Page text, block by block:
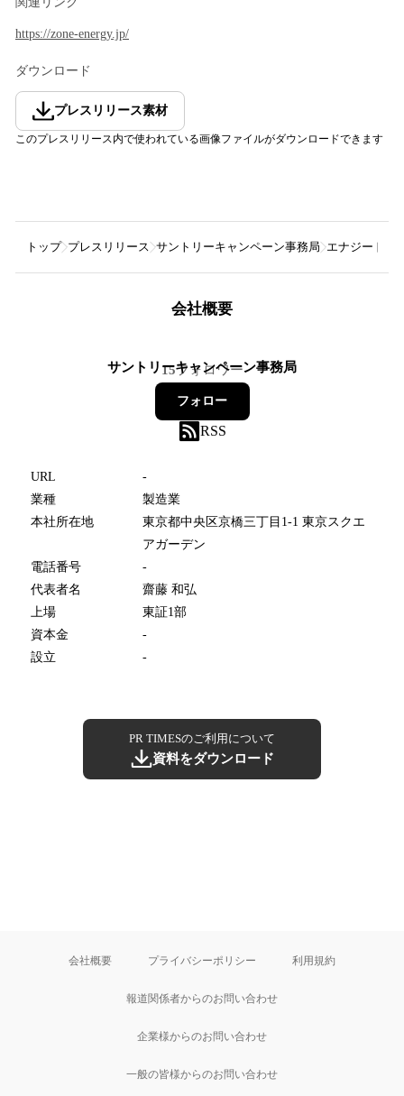
https://zone-energy.jp/
ダウンロード
プレスリリース素材
このプレスリリース内で使われている画像ファイルがダウンロードできます
トップ プレスリリース サントリーキャンペーン事務局 エナジードリ
会社概要
サントリーキャンペーン事務局
15フォロワー
フォロー
RSS
URL
-
業種
製造業
本社所在地
東京都中央区京橋三丁目1-1 東京スクエ
アガーデン
電話番号
-
代表者名
齋藤 和弘
上場
東証1部
資本金
-
設立
-
PR TIMESのご利用について
資料をダウンロード
会社概要 プライバシーポリシー 利用規約
報道関係者からのお問い合わせ
企業様からのお問い合わせ
一般の皆様からのお問い合わせ